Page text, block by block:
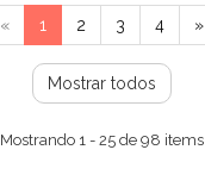
« 1 2 3 4 »
Mostrar todos
Mostrando 1 - 25 de 98 items